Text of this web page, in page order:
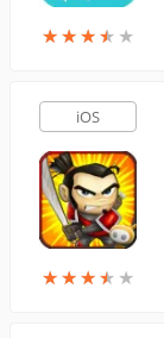
★★★★ ★
★★★★ ★
iOS
★★★★ ★
★★★★ ★